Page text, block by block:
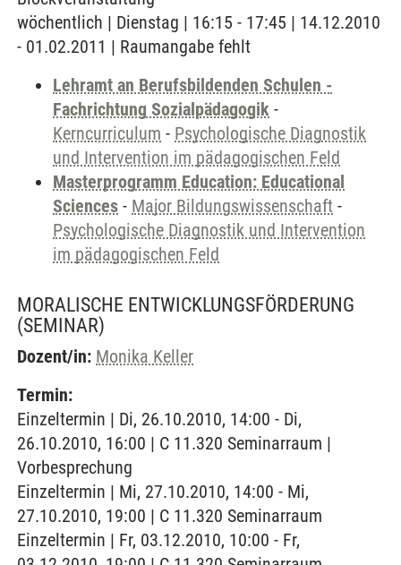
wöchentlich | Dienstag | 16:15 - 17:45 | 14.12.2010
- 01.02.2011 | Raumangabe fehlt
Lehramt an Berufsbildenden Schulen -
Fachrichtung Sozialpädagogik -
Kerncurriculum - Psychologische Diagnostik
und Intervention im pädagogischen Feld
Masterprogramm Education: Educational
Sciences - Major Bildungswissenschaft -
Psychologische Diagnostik und Intervention
im pädagogischen Feld
MORALISCHE ENTWICKLUNGSFÖRDERUNG
(SEMINAR)
Dozent/in: Monika Keller
Termin:
Einzeltermin | Di, 26.10.2010, 14:00 - Di,
26.10.2010, 16:00 | C 11.320 Seminarraum |
Vorbesprechung
Einzeltermin | Mi, 27.10.2010, 14:00 - Mi,
27.10.2010, 19:00 | C 11.320 Seminarraum
Einzeltermin | Fr, 03.12.2010, 10:00 - Fr,